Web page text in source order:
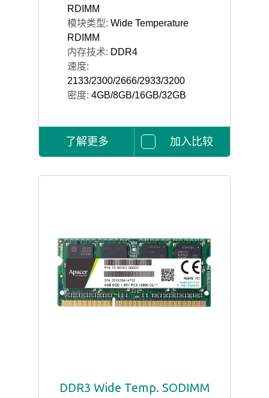
RDIMM
模块类型: Wide Temperature
RDIMM
内存技术: DDR4
速度:
2133/2300/2666/2933/3200
密度: 4GB/8GB/16GB/32GB
了解更多 加入比较
DDR3 Wide Temp. SODIMM